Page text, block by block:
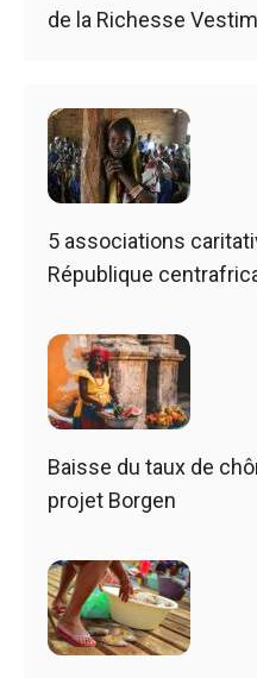
de la Richesse
5 associations
République
Baisse du taux de
projet Borgen